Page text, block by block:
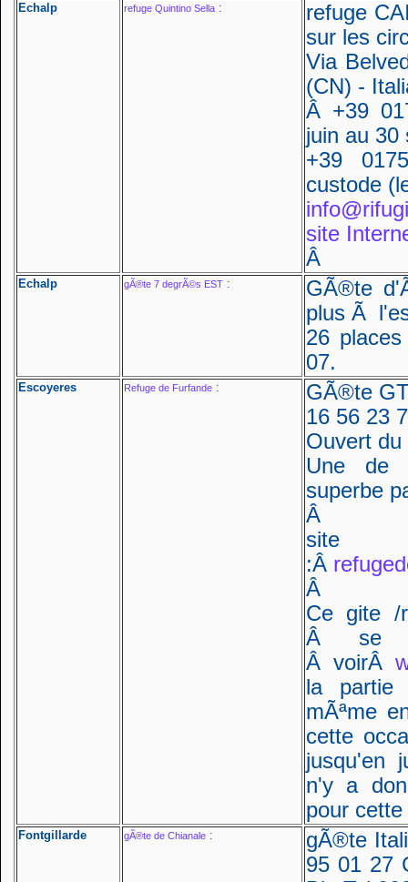
Echalp refuge Quintino Sella :
refuge
sur les
Via
(CN) -
Â +39
juin au 30
+39
custode
site
Â
Echalp gÃ®te 7 degrÃ©s EST :
GÃ®te
plus Ã
26
07.
Escoyeres Refuge de Furfande :
GÃ®te
16 56 23
Ouvert
Une de
superbe
Â
:Â
Â
Ce gite /
Â se
Â voirÂ
la partie
mÃªme
cette
jusqu'en
n'y a
pour
Fontgillarde gÃ®te de Chianale :
gÃ®te
95 01 27